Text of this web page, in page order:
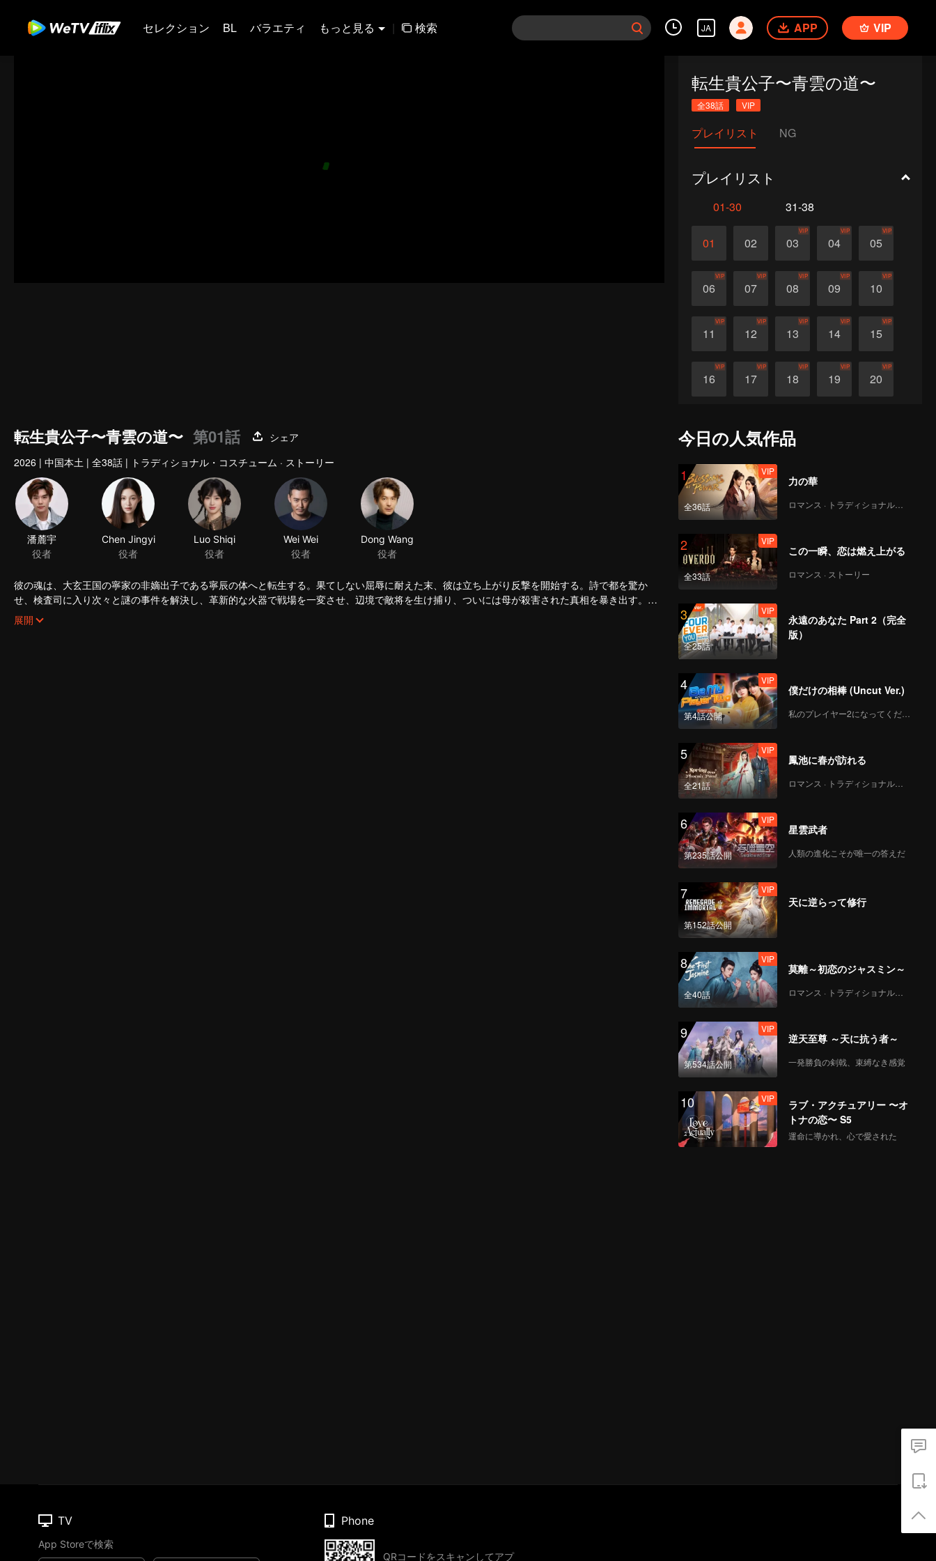
セレクション BL バラエティ もっと見る | 検索 JA APP VIP
転生貴公子〜青雲の道〜
全38話 VIP
プレイリスト NG
プレイリスト
01-30 31-38
01 02 03
VIP
04
VIP
05
VIP
06
VIP
07
VIP
08
VIP
09
VIP
10
VIP
11
VIP
12
VIP
13
VIP
14
VIP
15
VIP
16
VIP
17
VIP
18
VIP
19
VIP
20
VIP
26 27
転生貴公子〜青雲の道〜 第01話
シェア
2026 | 中国本土 | 全38話 | トラディショナル・コスチューム · ストーリー
潘麓宇
役者
Chen Jingyi
役者
Luo Shiqi
役者
Wei Wei
役者
Dong Wang
役者
彼の魂は、大玄王国の寧家の非嫡出子である寧辰の体へと転生する。果てしない屈辱に耐えた末、彼は立ち上がり反撃を開始する。詩で都を驚か
せ、検査司に入り次々と謎の事件を解決し、革新的な火器で戦場を一変させ、辺境で敵将を生け捕り、ついには母が殺害された真相を暴き出す。一
歩一歩、虐待者たちに報復し、権力の策謀の中でその鋭さを研ぎ澄まし、大玄全土に響く伝説の名を築き上げる――時代を超えた若き英雄である。
展開
今日の人気作品
1
全36話
VIP
力の華
ロマンス · トラディショナル・コスチューム
2
全33話
VIP
この一瞬、恋は燃え上がる
ロマンス · ストーリー
3
全25話
VIP
永遠のあなた Part 2（完全
版）
4
第4話公開
VIP
僕だけの相棒 (Uncut Ver.)
私のプレイヤー2になってください
5
全21話
VIP
鳳池に春が訪れる
ロマンス · トラディショナル・コスチューム
6
第235話公開
VIP
星雲武者
人類の進化こそが唯一の答えだ
7
第152話公開
VIP
天に逆らって修行
8
全40話
VIP
莫離～初恋のジャスミン～
ロマンス · トラディショナル・コスチューム
9
第534話公開
VIP
逆天至尊 ～天に抗う者～
一発勝負の剣戟、束縛なき感覚
10 VIP
ラブ・アクチュアリー 〜オ
トナの恋〜 S5
運命に導かれ、心で愛された
TV
App Storeで検索
Phone
QRコードをスキャンしてアプ